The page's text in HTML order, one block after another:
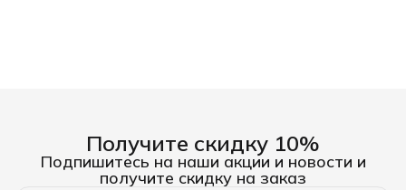
Получите скидку 10%
Подпишитесь на наши акции и новости и
получите скидку на заказ